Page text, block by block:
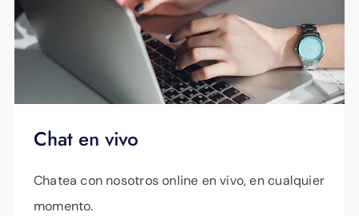
Chat en vivo
Chatea con nosotros online en vivo, en cualquier
momento.